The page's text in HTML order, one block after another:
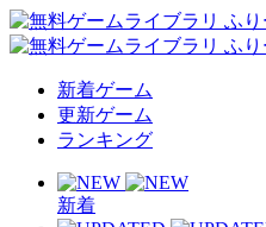
新着ゲーム
更新ゲーム
ランキング
新着